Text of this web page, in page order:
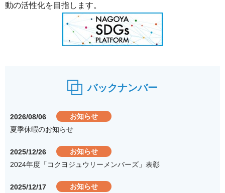
動の活性化を目指します。
バックナンバー
2026/08/06
お知らせ
夏季休暇のお知らせ
2025/12/26
お知らせ
2024年度「コクヨジュウリーメンバーズ」表彰
2025/12/17
お知らせ